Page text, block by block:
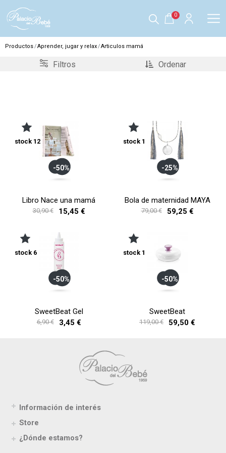
0
Productos Aprender, jugar y relax Articulos mamá
Filtros Ordenar
stock 12
-50%
Libro Nace una mamá
30,90 € 15,45 €
stock 1
-25%
Bola de maternidad MAYA
79,00 € 59,25 €
stock 6
-50%
SweetBeat Gel
6,90 € 3,45 €
stock 1
-50%
SweetBeat
119,00 € 59,50 €
Información de interés
Store
¿Dónde estamos?